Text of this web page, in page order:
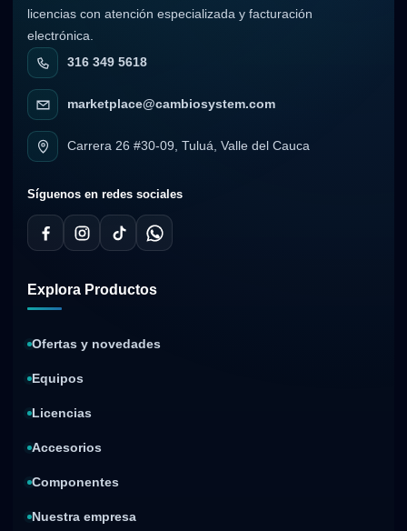
licencias con atención especializada y facturación
electrónica.
316 349 5618
marketplace@cambiosystem.com
Carrera 26 #30-09, Tuluá, Valle del Cauca
Síguenos en redes sociales
Explora Productos
Ofertas y novedades
Equipos
Licencias
Accesorios
Componentes
Nuestra empresa